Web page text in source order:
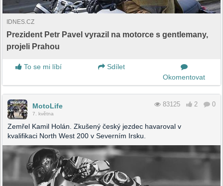
IDNES.CZ
Prezident Petr Pavel vyrazil na motorce s gentlemany,
projeli Prahou
To se mi líbí
Sdílet
Okomentovat
MotoLife
7. května
83125 2 0
Zemřel Kamil Holán. Zkušený český jezdec havaroval v
kvalifikaci North West 200 v Severním Irsku.